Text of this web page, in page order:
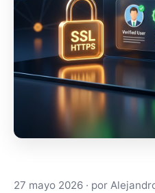
27 mayo 2026 · por
¡Hola! Soy
App/PWA